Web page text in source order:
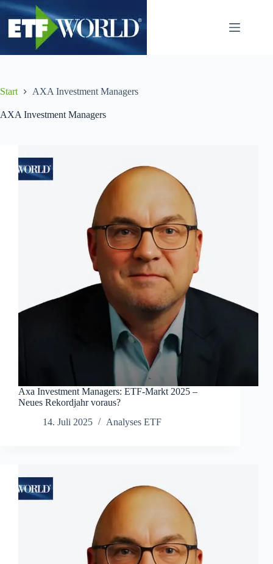
Zum
Inhalt
springen
Start AXA Investment Managers
AXA Investment Managers
Axa Investment Managers: ETF-Markt 2025 –
Neues Rekordjahr voraus?
14. Juli 2025
Analyses ETF